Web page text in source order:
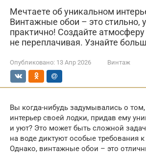
Мечтаете об уникальном
Винтажные обои – это стильно,
практично! Создайте
не переплачивая. Узнайте
Опубликовано: 13 Апр 2026 Винтаж
Вы когда-нибудь задумывались о том,
интерьер своей лодки, придав ему
и уют? Это может быть сложной
на воде диктуют особые требования
Однако, винтажные обои – это